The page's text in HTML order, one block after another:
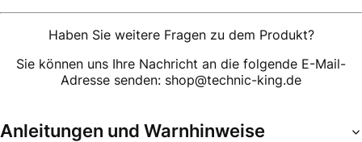
Haben Sie weitere Fragen zu dem Produkt?
Sie können uns Ihre Nachricht an die folgende E-Mail-
Adresse senden: shop@technic-king.de
Anleitungen und Warnhinweise